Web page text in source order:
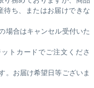
待ち、またはお届けできな
場合はキャンセル受付いた
トカードでご注文くださ
。お届け希望日等ございま